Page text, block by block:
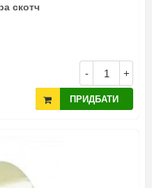
Стрічка клейка 48*300 прозора скотч
- +
ПРИДБАТИ